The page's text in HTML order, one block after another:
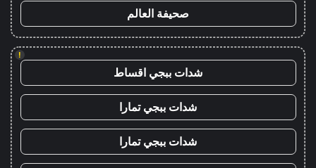
صحيفة العالم
!
شدات ببجي اقساط
شدات ببجي تمارا
شدات ببجي تمارا